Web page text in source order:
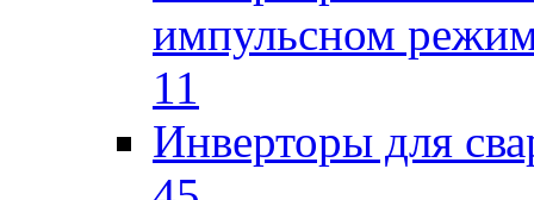
импульсном
11
Инверторы для